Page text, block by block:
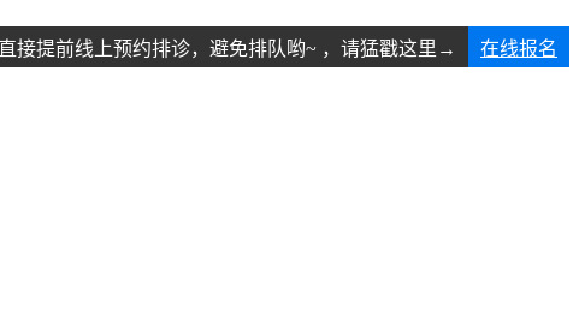
接提前线上预约排诊，避免排队哟~ ，请猛戳这里→ 在线报名